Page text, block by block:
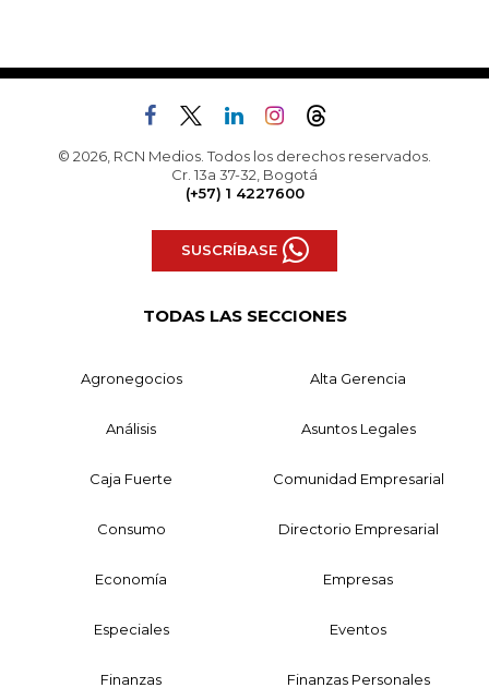
© 2026, RCN Medios. Todos los derechos reservados.
Cr. 13a 37-32, Bogotá
(+57) 1 4227600
SUSCRÍBASE
TODAS LAS SECCIONES
Agronegocios Alta Gerencia
Análisis Asuntos Legales
Caja Fuerte Comunidad Empresarial
Consumo Directorio Empresarial
Economía Empresas
Especiales Eventos
Finanzas Finanzas Personales